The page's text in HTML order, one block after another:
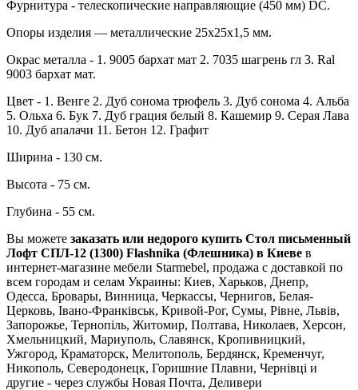
Фурнитура - телескопические направляющие (450 мм) DC.
Опоры изделия — металлические 25х25х1,5 мм.
Окрас металла - 1. 9005 бархат мат 2. 7035 шагрень гл 3. Ral
9003 бархат мат.
Цвет - 1. Венге 2. Дуб сонома трюфель 3. Дуб сонома 4. Альба
5. Ольха 6. Бук 7. Дуб грация белый 8. Кашемир 9. Серая Лава
10. Дуб апалачи 11. Бетон 12. Графит
Ширина - 130 см.
Высота - 75 см.
Глубина - 55 см.
Вы можете заказать или недорого купить Стол письменный
Лофт СПЛ-12 (1300) Flashnika (Флешника) в Киеве в
интернет-магазине мебели Starmebel, продажа с доставкой по
всем городам и селам Украины: Киев, Харьков, Днепр,
Одесса, Бровары, Винница, Черкассы, Чернигов, Белая-
Церковь, Івано-Франківськ, Кривой-Рог, Сумы, Рівне, Львів,
Запорожье, Тернопіль, Житомир, Полтава, Николаев, Херсон,
Хмельницкий, Мариуполь, Славянск, Кропивницкий,
Ужгород, Краматорск, Мелитополь, Бердянск, Кременчуг,
Никополь, Северодонецк, Горишние Плавни, Чернівці и
другие - через службы Новая Почта, Деливери